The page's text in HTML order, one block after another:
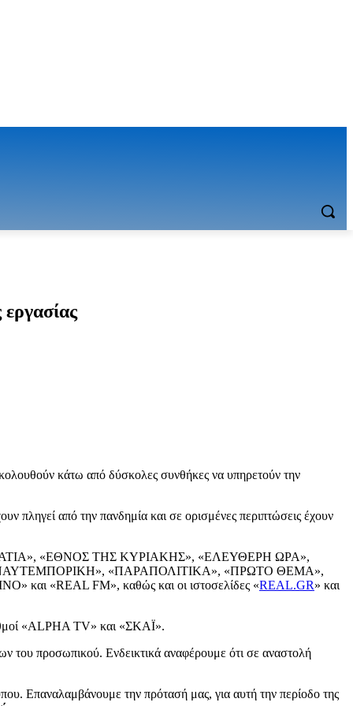
κάτω από δύσκολες συνθήκες να υπηρετούν την
πληγεί από την πανδημία και σε ορισμένες περιπτώσεις έχουν
«ΕΘΝΟΣ ΤΗΣ ΚΥΡΙΑΚΗΣ», «ΕΛΕΥΘΕΡΗ ΩΡΑ»,
«ΠΑΡΑΠΟΛΙΤΙΚΑ», «ΠΡΩΤΟ ΘΕΜΑ»,
και «REAL FM», καθώς και οι ιστοσελίδες «REAL.GR» και
«ALPHA TV» και «ΣΚΑΪ».
του προσωπικού. Ενδεικτικά αναφέρουμε ότι σε αναστολή
Επαναλαμβάνουμε την πρότασή μας, για αυτή την περίοδο της